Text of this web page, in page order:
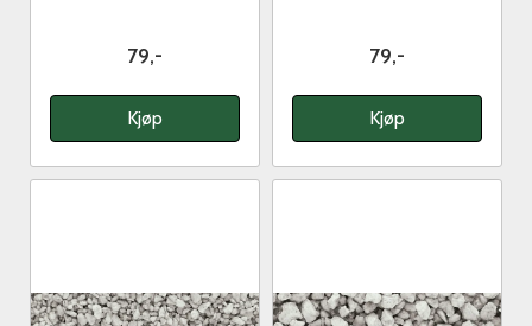
79,-
Kjøp
79,-
Kjøp